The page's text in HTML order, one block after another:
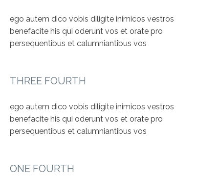
ego autem dico vobis diligite inimicos vestros
benefacite his qui oderunt vos et orate pro
persequentibus et calumniantibus vos
THREE FOURTH
ego autem dico vobis diligite inimicos vestros
benefacite his qui oderunt vos et orate pro
persequentibus et calumniantibus vos
ONE FOURTH